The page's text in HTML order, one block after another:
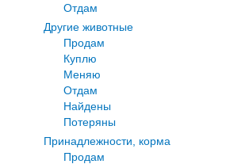
Отдам
Другие животные
Продам
Куплю
Меняю
Отдам
Найдены
Потеряны
Принадлежности, корма
Продам